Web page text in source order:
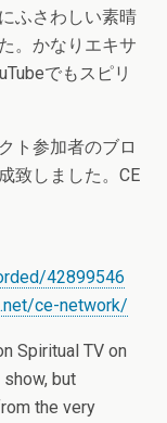
ふさわしい素晴
。かなりエキサ
でもスピリ
ト参加者のブロ
致しました。CE
42899546
ce-network/
Spiritual TV on
but
the very